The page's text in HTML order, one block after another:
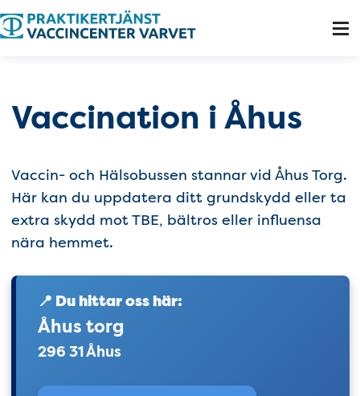
Vaccination i Åhus
Vaccin- och Hälsobussen stannar vid Åhus Torg.
Här kan du uppdatera ditt grundskydd eller ta
extra skydd mot TBE, bältros eller influensa
nära hemmet.
📍 Du hittar oss här:
Åhus torg
296 31 Åhus